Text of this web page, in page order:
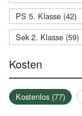
PS 5. Klasse (42)
Sek 2. Klasse (59)
Kosten
Kostenlos (77)